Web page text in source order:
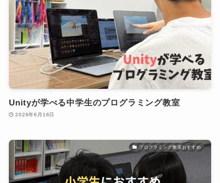
Unityが学べる中学生のプログラミング教室
2026年6月16日
プログラミング教室おすすめ